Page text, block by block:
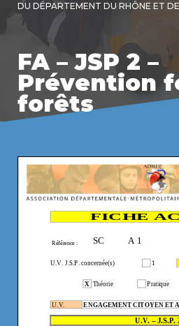
DU DÉPARTEMENT DU RHÔNE ET
FA – JSP 2 –
Prévention
forêts